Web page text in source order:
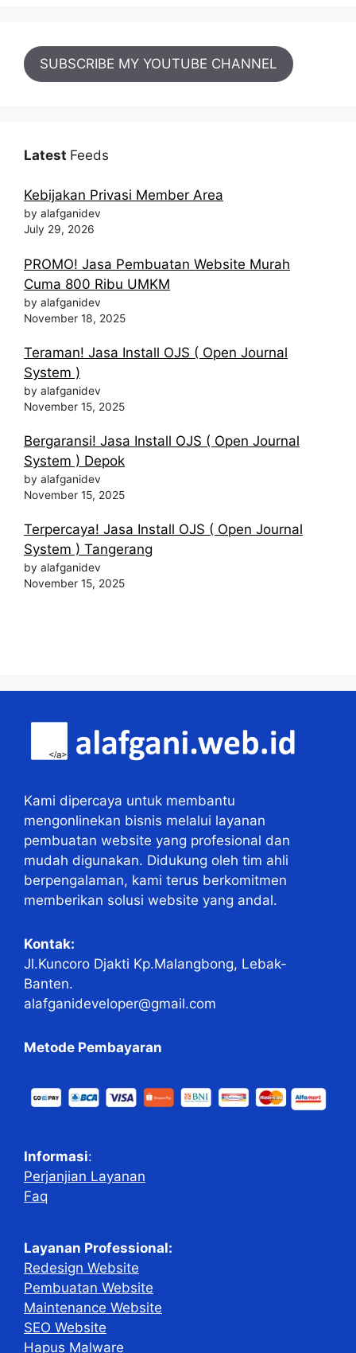
SUBSCRIBE MY YOUTUBE CHANNEL
Latest Feeds
Kebijakan Privasi Member Area
by alafganidev
July 29, 2026
PROMO! Jasa Pembuatan Website Murah
Cuma 800 Ribu UMKM
by alafganidev
November 18, 2025
Teraman! Jasa Install OJS ( Open Journal
System )
by alafganidev
November 15, 2025
Bergaransi! Jasa Install OJS ( Open Journal
System ) Depok
by alafganidev
November 15, 2025
Terpercaya! Jasa Install OJS ( Open Journal
System ) Tangerang
by alafganidev
November 15, 2025
Kami dipercaya untuk membantu
mengonlinekan bisnis melalui layanan
pembuatan website yang profesional dan
mudah digunakan. Didukung oleh tim ahli
berpengalaman, kami terus berkomitmen
memberikan solusi website yang andal.
Kontak:
Jl.Kuncoro Djakti Kp.Malangbong, Lebak-
Banten.
alafganideveloper@gmail.com
Metode Pembayaran
Informasi:
Perjanjian Layanan
Faq
Layanan Professional:
Redesign Website
Pembuatan Website
Maintenance Website
SEO Website
Hapus Malware